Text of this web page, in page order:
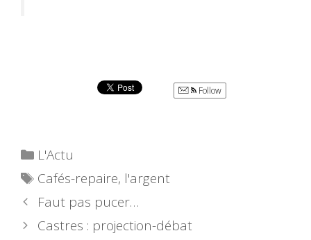
Follow
Catégories
L'Actu
Étiquettes
Cafés-repaire, l'argent
Faut pas pucer…
Castres : projection-débat